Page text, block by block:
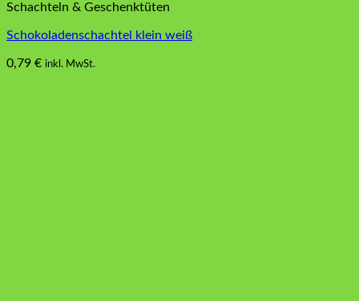
Schachteln & Geschenktüten
Schokoladenschachtel klein weiß
0,79 € inkl. MwSt.